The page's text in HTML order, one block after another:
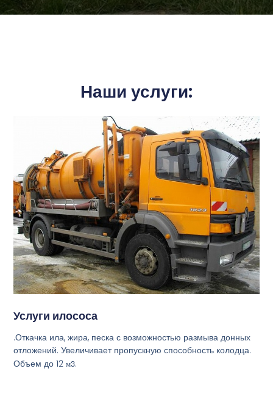
Наши услуги:
Услуги илососа
.Откачка ила, жира, песка с возможностью размыва донных
отложений. Увеличивает пропускную способность колодца.
Объем до 12м3.